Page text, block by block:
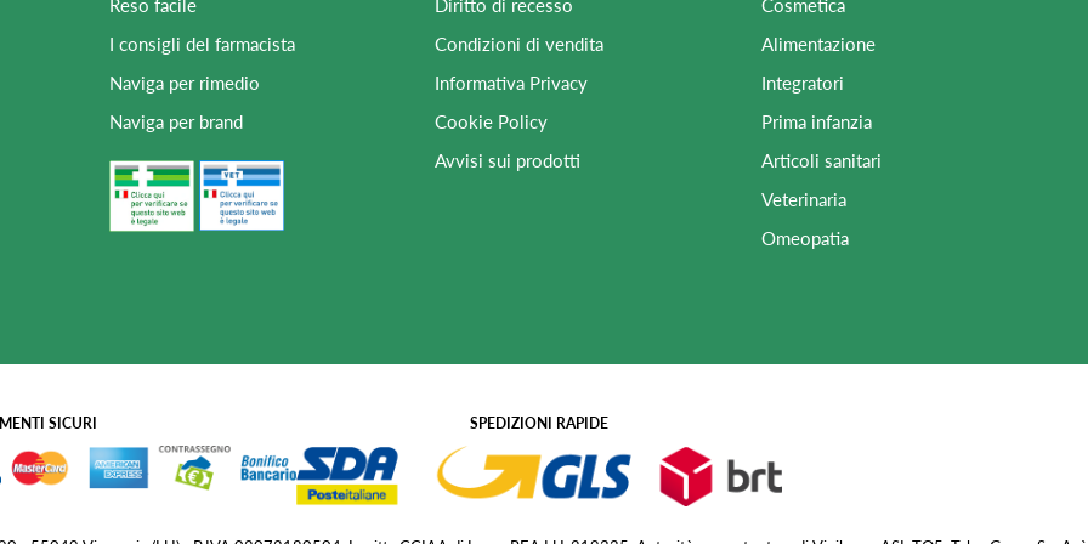
Reso facile
I consigli del farmacista
Naviga per rimedio
Naviga per brand
Diritto di recesso
Condizioni di vendita
Informativa Privacy
Cookie Policy
Avvisi sui prodotti
Cosmetica
Alimentazione
Integratori
Prima infanzia
Articoli sanitari
Veterinaria
Omeopatia
SICURI SPEDIZIONI RAPIDE